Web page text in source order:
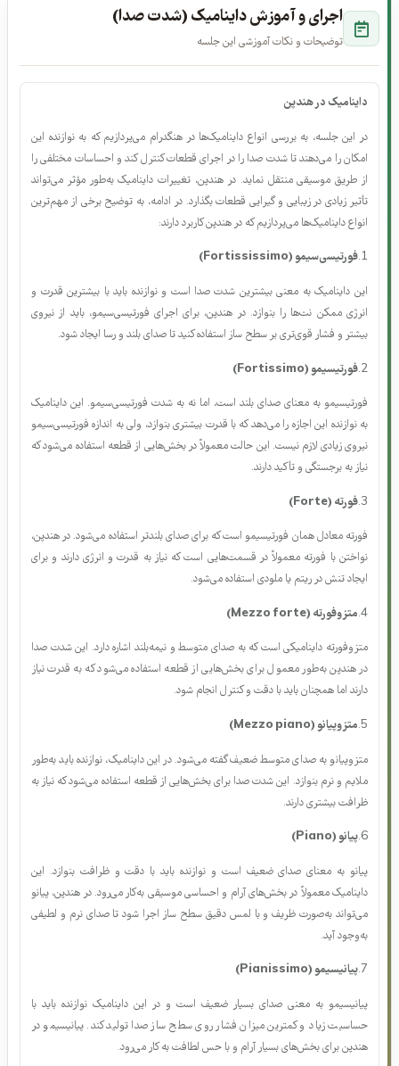
اجرای و آموزش داینامیک (شدت صدا)
توضیحات و نکات آموزشی این جلسه
داینامیک در هندپن
در این جلسه، به بررسی انواع داینامیک‌ها در هنگدرام می‌پردازیم که به نوازنده این
امکان را می‌دهند تا شدت صدا را در اجرای قطعات کنترل کند و احساسات مختلفی را
از طریق موسیقی منتقل نماید. در هندپن، تغییرات داینامیک به‌طور مؤثر می‌تواند
تأثیر زیادی در زیبایی و گیرایی قطعات بگذارد. در ادامه، به توضیح برخی از مهم‌ترین
فورتیسی‌سیمو (Fortississimo)
انرژی ممکن نت‌ها را بنوازد. در هندپن، برای اجرای فورتیسی‌سیمو، باید از نیروی
بیشتر و فشار قوی‌تری بر سطح ساز استفاده کنید تا صدای بلند و رسا ایجاد شود.
فورتیسیمو (Fortissimo)
فورتیسیمو به معنای صدای بلند است، اما نه به شدت فورتیسی‌سیمو. این داینامیک
نیروی زیادی لازم نیست. این حالت معمولاً در بخش‌هایی از قطعه استفاده می‌شود که
نیاز به برجستگی و تأکید دارند.
فورته (Forte)
نواختن با فورته معمولاً در قسمت‌هایی است که نیاز به قدرت و انرژی دارند و برای
ایجاد تنش در ریتم یا ملودی استفاده می‌شود.
متزوفورته (Mezzo forte)
متزوفورته داینامیکی است که به صدای متوسط و نیمه‌بلند اشاره دارد. این شدت صدا
دارند اما همچنان باید با دقت و کنترل انجام شود.
متزوپیانو (Mezzo piano)
متزوپیانو به صدای متوسط ضعیف گفته می‌شود. در این داینامیک، نوازنده باید به‌طور
ظرافت بیشتری دارند.
پیانو (Piano)
پیانو به معنای صدای ضعیف است و نوازنده باید با دقت و ظرافت بنوازد. این
داینامیک معمولاً در بخش‌های آرام و احساسی موسیقی به‌کار می‌رود. در هندپن، پیانو
به‌وجود آید.
پیانیسیمو (Pianissimo)